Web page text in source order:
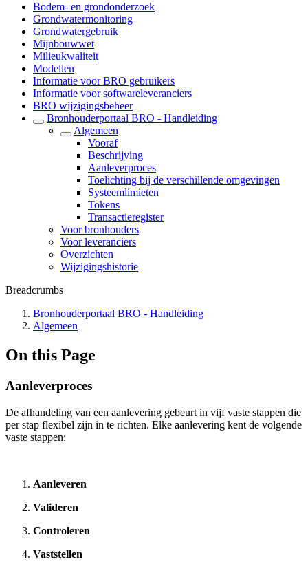
Bodem- en grondonderzoek
Grondwatermonitoring
Grondwatergebruik
Mijnbouwwet
Milieukwaliteit
Modellen
Informatie voor BRO gebruikers
Informatie voor softwareleveranciers
BRO wijzigingsbeheer
Bronhouderportaal BRO - Handleiding
Algemeen
Vooraf
Beschrijving
Aanleverproces
Toelichting bij de verschillende omgevingen
Systeemlimieten
Tokens
Transactieregister
Voor bronhouders
Voor leveranciers
Overzichten
Wijzigingshistorie
Breadcrumbs
Bronhouderportaal BRO - Handleiding
Algemeen
On this Page
Aanleverproces
De afhandeling van een aanlevering gebeurt in vijf vaste stappen die
per stap flexibel zijn in te richten. Elke aanlevering kent de volgende
vaste stappen:
Aanleveren
Valideren
Controleren
Vaststellen